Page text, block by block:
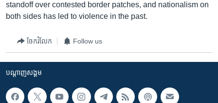
standoff over contested border patches, and nationalism on
both sides has led to violence in the past.
ចែករំលែក Follow us
បណ្តាញ​សង្គម